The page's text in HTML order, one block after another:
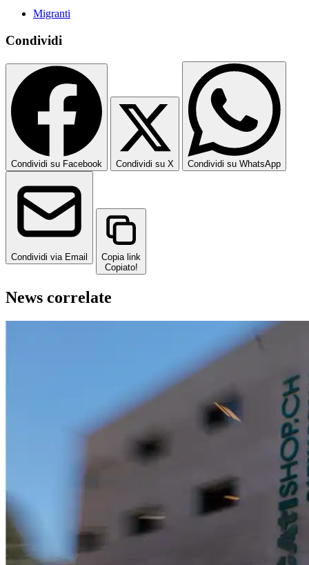
Migranti
Condividi
Condividi su Facebook Condividi su X Condividi su WhatsApp
Condividi via Email
Copia link
Copiato!
News correlate